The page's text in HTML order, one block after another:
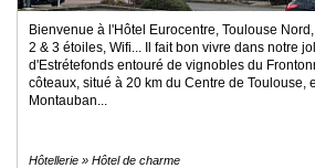
Bienvenue à l'Hôtel Eurocentre, Toulouse
2 & 3 étoiles, Wifi... Il fait bon vivre dans notre
d'Estrétefonds entouré de vignobles du
côteaux, situé à 20 km du Centre de Toulouse,
Montauban...
Hôtellerie » Hôtel de charme